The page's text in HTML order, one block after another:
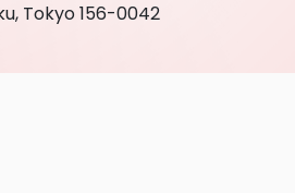
Tokyo 156-0042